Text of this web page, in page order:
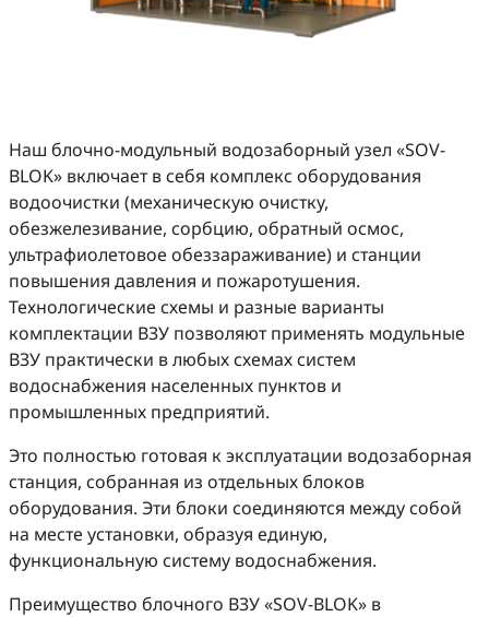
Наш блочно-модульный водозаборный узел «SOV-
BLOK» включает в себя комплекс оборудования
водоочистки (механическую очистку,
обезжелезивание, сорбцию, обратный осмос,
ультрафиолетовое обеззараживание) и станции
повышения давления и пожаротушения.
Технологические схемы и разные варианты
комплектации ВЗУ позволяют применять модульные
ВЗУ практически в любых схемах систем
водоснабжения населенных пунктов и
промышленных предприятий.
Это полностью готовая к эксплуатации водозаборная
станция, собранная из отдельных блоков
оборудования. Эти блоки соединяются между собой
на месте установки, образуя единую,
функциональную систему водоснабжения.
Преимущество блочного ВЗУ «SOV-BLOK» в